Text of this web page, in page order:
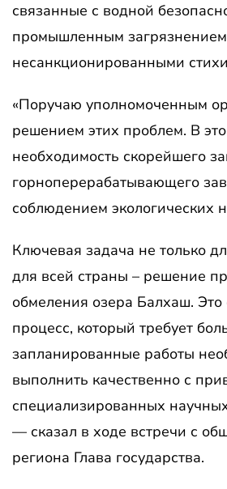
связанные с водной
промышленным
несанкционированными
«Поручаю уполномоченным
решением этих проблем. В
необходимость скорейшего
горноперерабатывающего
соблюдением экологических
Ключевая задача не только
для всей страны – решение
обмеления озера Балхаш.
процесс, который требует
запланированные работы
выполнить качественно с
специализированных
— сказал в ходе встречи с
региона Глава государства.